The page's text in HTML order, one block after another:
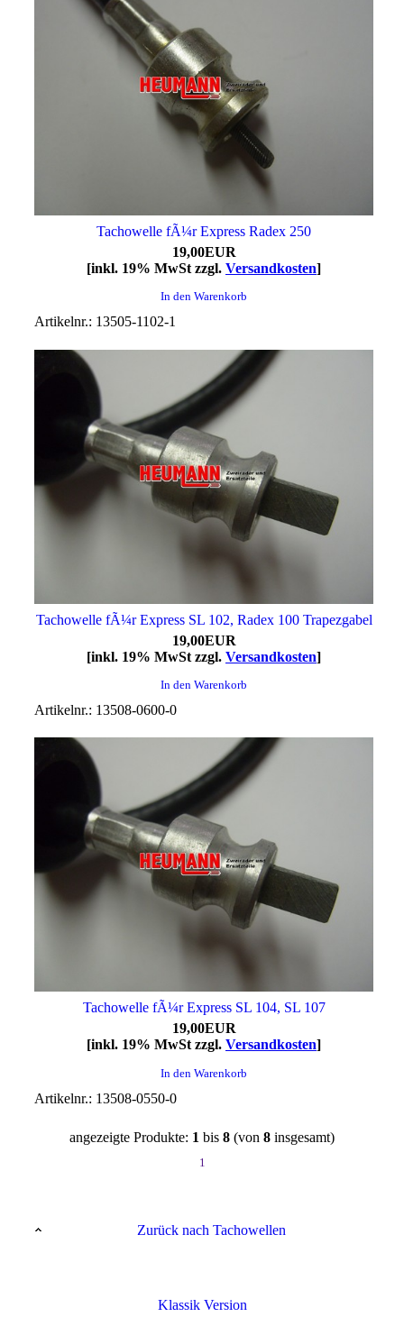
Tachowelle fÃ¼r Express Radex 250
19,00EUR
[inkl. 19% MwSt zzgl. Versandkosten]
In den Warenkorb
Artikelnr.: 13505-1102-1
Tachowelle fÃ¼r Express SL 102, Radex 100 Trapezgabel
19,00EUR
[inkl. 19% MwSt zzgl. Versandkosten]
In den Warenkorb
Artikelnr.: 13508-0600-0
Tachowelle fÃ¼r Express SL 104, SL 107
19,00EUR
[inkl. 19% MwSt zzgl. Versandkosten]
In den Warenkorb
Artikelnr.: 13508-0550-0
angezeigte Produkte: 1 bis 8 (von 8 insgesamt)
1
Zurück nach Tachowellen
Klassik Version